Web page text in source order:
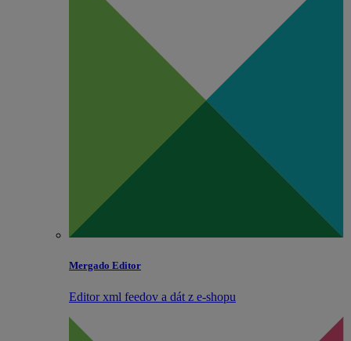
Mergado Editor
Editor xml feedov a dát z e‑shopu